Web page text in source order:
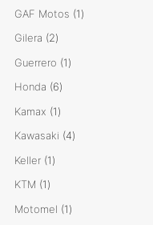
productos
GAF Motos 11
Gilera 22
productos
Guerrero 11
Honda 66
productos
Kamax 11
producto
Kawasaki 44
Keller 11
KTM 11
producto
Motomel 11